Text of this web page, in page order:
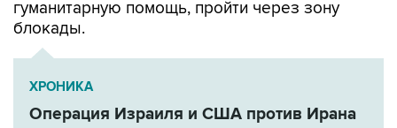
ХРОНИКА
Операция Израиля и США против Ирана